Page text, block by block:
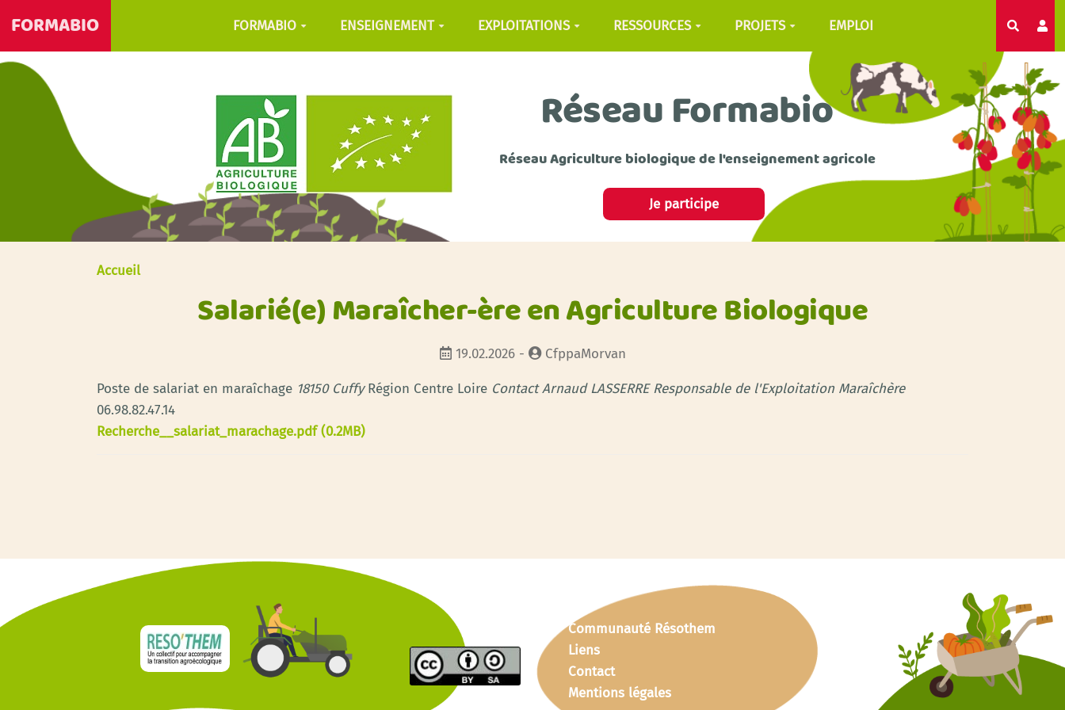
FORMABIO FORMABIO ENSEIGNEMENT EXPLOITATIONS RESSOURCES PROJETS EMPLOI
Réseau Formabio
Réseau Agriculture biologique de l'enseignement agricole
Je participe
Accueil
Salarié(e) Maraîcher-ère en Agriculture Biologique
19.02.2026 - CfppaMorvan
Poste de salariat en maraîchage 18150 CuffyRégion Centre Loire Contact Arnaud LASSERRE Responsable de l'Exploitation Maraîchère
06.98.82.47.14
Recherche__salariat_marachage.pdf (0.2MB)
Communauté Résothem
Liens
Contact
Mentions légales